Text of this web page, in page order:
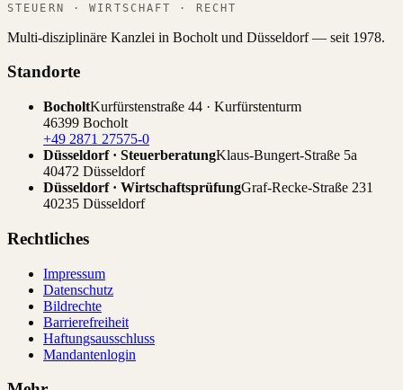
STEUERN · WIRTSCHAFT · RECHT
Multi-disziplinäre Kanzlei in Bocholt und Düsseldorf — seit 1978.
Standorte
BocholtKurfürstenstraße 44 · Kurfürstenturm
46399 Bocholt
+49 2871 27575-0
Düsseldorf · SteuerberatungKlaus-Bungert-Straße 5a
40472 Düsseldorf
Düsseldorf · WirtschaftsprüfungGraf-Recke-Straße 231
40235 Düsseldorf
Rechtliches
Impressum
Datenschutz
Bildrechte
Barrierefreiheit
Haftungsausschluss
Mandantenlogin